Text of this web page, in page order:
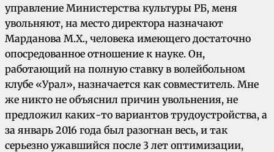
управление Министерства культуры РБ, меня
увольняют, на место директора назначают
Марданова М.Х., человека имеющего достаточно
опосредованное отношение к науке. Он,
работающий на полную cтaвку в волейбольном
клубе «Урал», назначается как совместитель. Мне
же никто не объяснил причин увольнения, не
предложил каких-то вариантов трудоустройства, а
за январь 2016 года был разогнан весь, и так
серьезно ужавшийся после 3 лет оптимизации,